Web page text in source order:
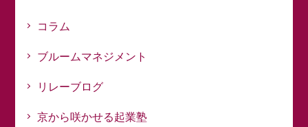
コラム
ブルームマネジメント
リレーブログ
京から咲かせる起業塾